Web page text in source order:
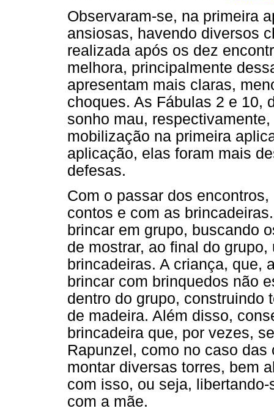
Observaram-se, na primeira
ansiosas, havendo diversos
realizada após os dez
melhora, principalmente
apresentam mais claras,
choques. As Fábulas 2 e 10,
sonho mau,
mobilização na primeira
aplicação, elas foram mais
defesas.
Com o passar dos
contos e com as
brincar em grupo, buscando
de mostrar, ao final do
brincadeiras. A criança, que,
brincar com brinquedos não
dentro do grupo, construindo
de madeira. Além disso,
brincadeira que, por vezes,
Rapunzel, como no caso
montar diversas torres, bem
com isso, ou seja,
com a mãe.